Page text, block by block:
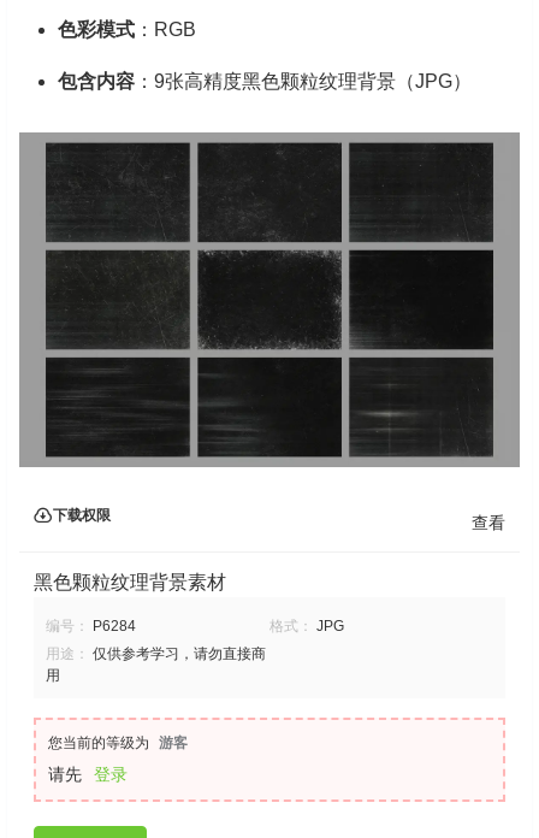
色彩模式 ：RGB
包含内容 ：9张高精度黑色颗粒纹理背景（JPG）
下载权限 查看
黑色颗粒纹理背景素材
编号： P6284 格式： JPG
用途： 仅供参考学习，请勿直接商
用
您当前的等级为 游客
请先 登录